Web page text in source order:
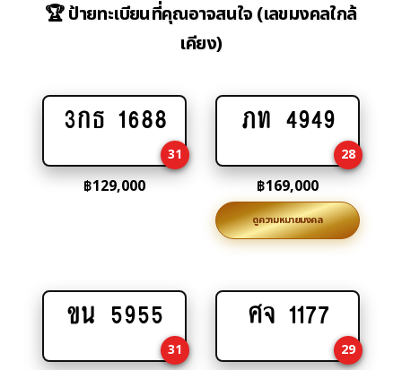
🏆 ป้ายทะเบียนที่คุณอาจสนใจ (เลขมงคลใกล้
เคียง)
Add
cart
3กธ 1688
31
฿129,000
Add
cart
ภท 4949
28
฿169,000
ดูความหมายมงคล
Add
cart
ขน 5955
31
Add
cart
ศจ 1177
29